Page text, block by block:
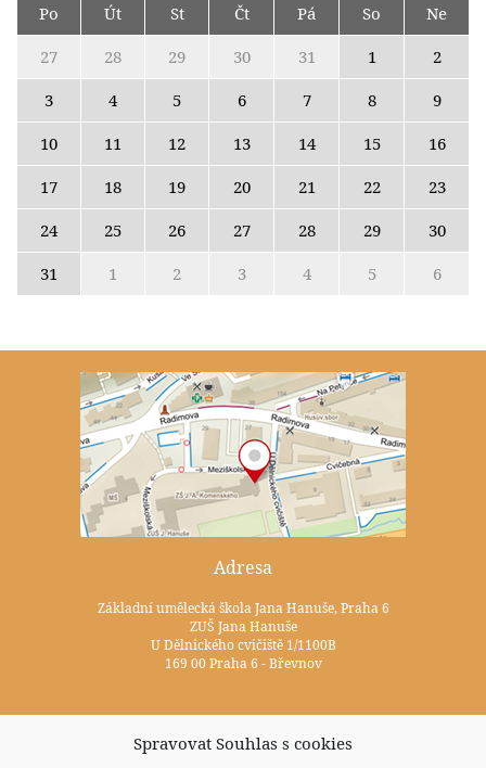
Spravovat Souhlas s cookies
Po Út St Čt Pá So
Ne
27
28 29 30 31 1
2
3
4 5 6 7 8
9
10
11 12 13 14 15
16
17
18 19 20 21 22
23
24
25 26 27 28 29
30
31
1 2 3 4 5 6
Adresa
Základní umělecká škola Jana Hanuše, Praha 6
ZUŠ Jana Hanuše
U Dělnického cvičiště 1/1100B
169 00 Praha 6 - Břevnov